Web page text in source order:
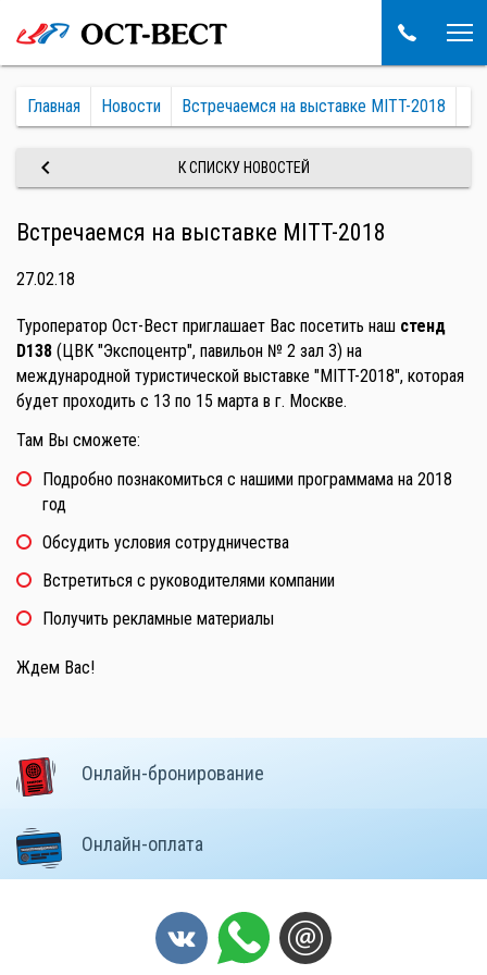
Главная Новости Встречаемся на выставке MITT-2018
keyboard_arrow_left К СПИСКУ НОВОСТЕЙ
Встречаемся на выставке MITT-2018
27.02.18
Туроператор Ост-Вест приглашает Вас посетить наш стенд
D138 (ЦВК "Экспоцентр", павильон № 2 зал 3) на
международной туристической выставке "MITT-2018", которая
будет проходить с 13 по 15 марта в г. Москве.
Там Вы сможете:
Подробно познакомиться с нашими программама на 2018
год
Обсудить условия сотрудничества
Встретиться с руководителями компании
Получить рекламные материалы
Ждем Вас!
Онлайн-бронирование
Онлайн-оплата